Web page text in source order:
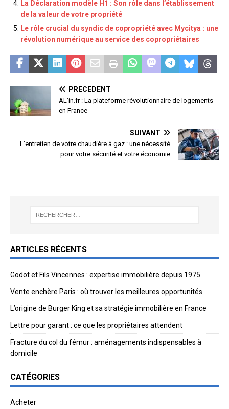
La Déclaration modèle H1 : Son rôle dans l’établissement
de la valeur de votre propriété
Le rôle crucial du syndic de copropriété avec Mycitya : une
révolution numérique au service des copropriétaires
PRÉCÉDENT
AL’in.fr : La plateforme révolutionnaire de logements
en France
SUIVANT
L’entretien de votre chaudière à gaz : une nécessité
pour votre sécurité et votre économie
ARTICLES RÉCENTS
Godot et Fils Vincennes : expertise immobilière depuis 1975
Vente enchère Paris : où trouver les meilleures opportunités
L’origine de Burger King et sa stratégie immobilière en France
Lettre pour garant : ce que les propriétaires attendent
Fracture du col du fémur : aménagements indispensables à
domicile
CATÉGORIES
Acheter